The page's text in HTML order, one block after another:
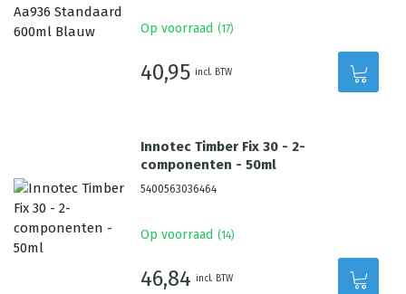
Op voorraad (17)
40,95 incl. BTW
Innotec Timber Fix 30 - 2-
componenten - 50ml
5400563036464
Op voorraad (14)
46,84 incl. BTW